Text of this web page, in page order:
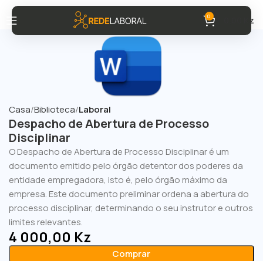
0 Kz
Casa Biblioteca Laboral
Despacho de Abertura de Processo
Disciplinar
O Despacho de Abertura de Processo Disciplinar é um
documento emitido pelo órgão detentor dos poderes da
entidade empregadora, isto é, pelo órgão máximo da
empresa. Este documento preliminar ordena a abertura do
processo disciplinar, determinando o seu instrutor e outros
limites relevantes.
4 000,00 Kz
Comprar